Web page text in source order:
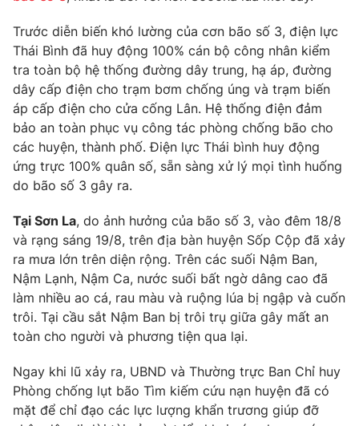
Liên hệ tòa soạn English
THỜI BÁO VTV
Theo dõi báo trên
Cơ quan chủ quản:Đài Truyền hình Việt Nam
Cơ quan báo chí:Thời báo VTV
Giấy phép hoạt động báo in và báo điện tử số 483/GP-BTTTT
cấp ngày 29/12/2023
Phó Tổng Biên tập:Nguyễn Thị Mỹ Hạnh, Phạm Quốc Thắng,
Nguyễn Trọng Ninh
Tổng đài VTV:024.38 355 931 - 024.38 355 932
Trước diễn biến khó lường của cơn bão số 3, điện lực
Thái Bình đã huy động 100% cán bộ công nhân kiểm
tra toàn bộ hệ thống đường dây trung, hạ áp, đường
dây cấp điện cho trạm bơm chống úng và trạm biến
áp cấp điện cho cửa cống Lân. Hệ thống điện đảm
bảo an toàn phục vụ công tác phòng chống bão cho
các huyện, thành phố. Điện lực Thái bình huy động
ứng trực 100% quân số, sẵn sàng xử lý mọi tình huống
do bão số 3 gây ra.
Tại Sơn La, do ảnh hưởng của bão số 3, vào đêm 18/8
và rạng sáng 19/8, trên địa bàn huyện Sốp Cộp đã xảy
ra mưa lớn trên diện rộng. Trên các suối Nậm Ban,
Nậm Lạnh, Nậm Ca, nước suối bất ngờ dâng cao đã
làm nhiều ao cá, rau màu và ruộng lúa bị ngập và cuốn
trôi. Tại cầu sắt Nậm Ban bị trôi trụ giữa gây mất an
toàn cho người và phương tiện qua lại.
Ngay khi lũ xảy ra, UBND và Thường trực Ban Chỉ huy
Phòng chống lụt bão Tìm kiếm cứu nạn huyện đã có
mặt để chỉ đạo các lực lượng khẩn trương giúp đỡ